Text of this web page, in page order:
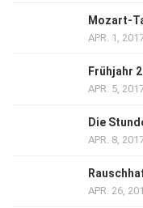
Mozart-
APR. 1,
Frühjahr
APR. 5,
Die
APR. 8,
APR. 26,